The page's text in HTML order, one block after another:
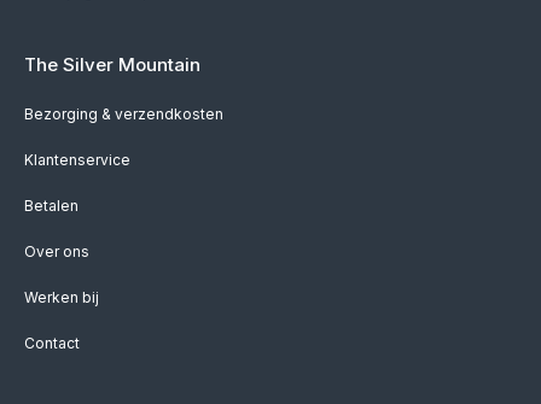
The Silver Mountain
Bezorging & verzendkosten
Klantenservice
Betalen
Over ons
Werken bij
Contact